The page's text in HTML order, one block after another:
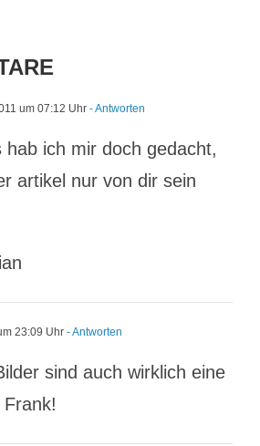
um 07:12 Uhr - Antworten
hab ich mir doch gedacht,
artikel nur von dir sein
23:09 Uhr - Antworten
sind auch wirklich eine